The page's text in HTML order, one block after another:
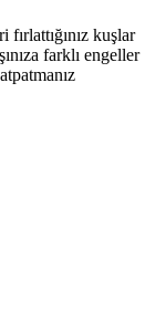
kuşlar
farklı engeller